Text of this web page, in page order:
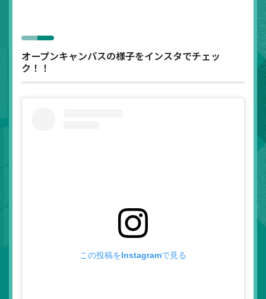
オープンキャンパスの様子をインスタでチェッ
ク！！
この投稿をInstagramで見る